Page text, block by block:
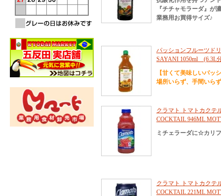
『チチャモラーダ』が
業務用お買得サイズ♪
パッションフルーツド
SAYANI 1050ml (6.3L
【甘くて美味しいパッ
場所いらず、手間いら
クラマト トマトカクテ
COCKTAIL 946ML
ミチェラーダに☆カリ
クラマト トマトカクテ
COCKTAIL 221ML